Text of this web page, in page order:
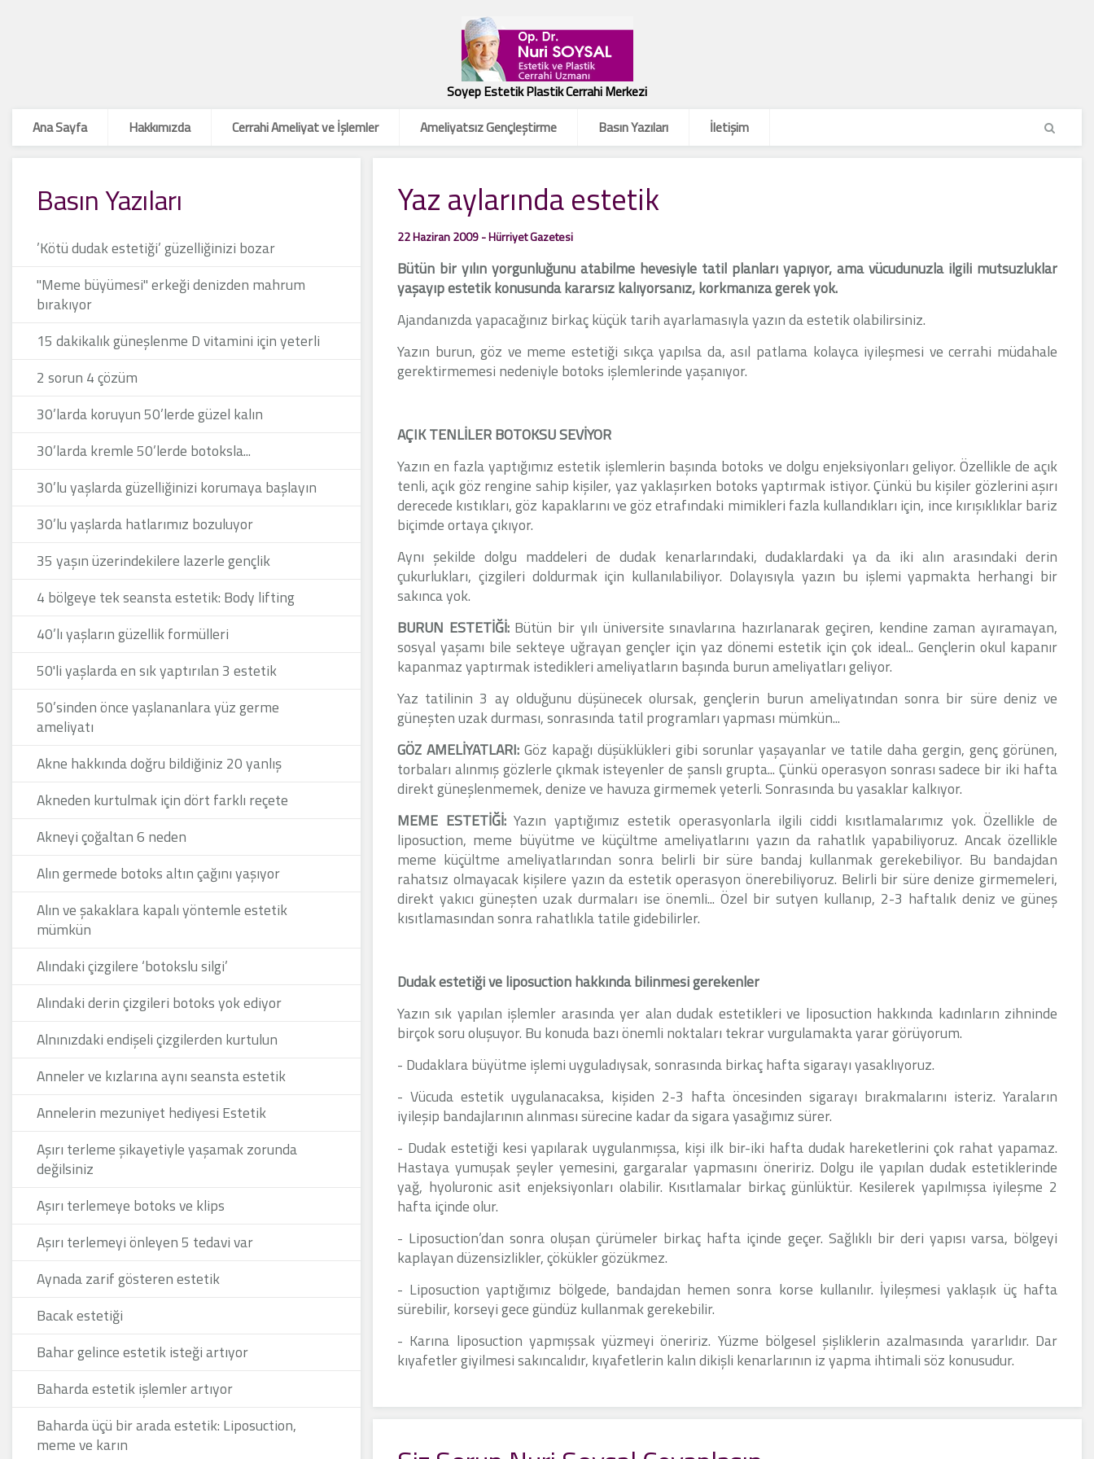
Soyep Estetik Plastik Cerrahi Merkezi
Ana Sayfa
Hakkımızda Cerrahi Ameliyat ve İşlemler Ameliyatsız Gençleştirme Basın Yazıları İletişim
Yaz aylarında estetik
22 Haziran 2009 - Hürriyet Gazetesi
Bütün bir yılın yorgunluğunu atabilme hevesiyle tatil planları yapıyor, ama vücudunuzla ilgili mutsuzluklar
yaşayıp estetik konusunda kararsız kalıyorsanız, korkmanıza gerek yok.
Ajandanızda yapacağınız birkaç küçük tarih ayarlamasıyla yazın da estetik olabilirsiniz.
Yazın burun, göz ve meme estetiği sıkça yapılsa da, asıl patlama kolayca iyileşmesi ve cerrahi müdahale
gerektirmemesi nedeniyle botoks işlemlerinde yaşanıyor.
AÇIK TENLİLER BOTOKSU SEVİYOR
Yazın en fazla yaptığımız estetik işlemlerin başında botoks ve dolgu enjeksiyonları geliyor. Özellikle de açık
tenli, açık göz rengine sahip kişiler, yaz yaklaşırken botoks yaptırmak istiyor. Çünkü bu kişiler gözlerini aşırı
derecede kıstıkları, göz kapaklarını ve göz etrafındaki mimikleri fazla kullandıkları için, ince kırışıklıklar bariz
biçimde ortaya çıkıyor.
Aynı şekilde dolgu maddeleri de dudak kenarlarındaki, dudaklardaki ya da iki alın arasındaki derin
çukurlukları, çizgileri doldurmak için kullanılabiliyor. Dolayısıyla yazın bu işlemi yapmakta herhangi bir
sakınca yok.
BURUN ESTETİĞİ:Bütün bir yılı üniversite sınavlarına hazırlanarak geçiren, kendine zaman ayıramayan,
sosyal yaşamı bile sekteye uğrayan gençler için yaz dönemi estetik için çok ideal... Gençlerin okul kapanır
kapanmaz yaptırmak istedikleri ameliyatların başında burun ameliyatları geliyor.
Yaz tatilinin 3 ay olduğunu düşünecek olursak, gençlerin burun ameliyatından sonra bir süre deniz ve
güneşten uzak durması, sonrasında tatil programları yapması mümkün...
GÖZ AMELİYATLARI:Göz kapağı düşüklükleri gibi sorunlar yaşayanlar ve tatile daha gergin, genç görünen,
torbaları alınmış gözlerle çıkmak isteyenler de şanslı grupta... Çünkü operasyon sonrası sadece bir iki hafta
direkt güneşlenmemek, denize ve havuza girmemek yeterli. Sonrasında bu yasaklar kalkıyor.
MEME ESTETİĞİ:Yazın yaptığımız estetik operasyonlarla ilgili ciddi kısıtlamalarımız yok. Özellikle de
liposuction, meme büyütme ve küçültme ameliyatlarını yazın da rahatlık yapabiliyoruz. Ancak özellikle
meme küçültme ameliyatlarından sonra belirli bir süre bandaj kullanmak gerekebiliyor. Bu bandajdan
rahatsız olmayacak kişilere yazın da estetik operasyon önerebiliyoruz. Belirli bir süre denize girmemeleri,
direkt yakıcı güneşten uzak durmaları ise önemli... Özel bir sutyen kullanıp, 2-3 haftalık deniz ve güneş
kısıtlamasından sonra rahatlıkla tatile gidebilirler.
Dudak estetiği ve liposuction hakkında bilinmesi gerekenler
Yazın sık yapılan işlemler arasında yer alan dudak estetikleri ve liposuction hakkında kadınların zihninde
birçok soru oluşuyor. Bu konuda bazı önemli noktaları tekrar vurgulamakta yarar görüyorum.
- Dudaklara büyütme işlemi uyguladıysak, sonrasında birkaç hafta sigarayı yasaklıyoruz.
- Vücuda estetik uygulanacaksa, kişiden 2-3 hafta öncesinden sigarayı bırakmalarını isteriz. Yaraların
iyileşip bandajlarının alınması sürecine kadar da sigara yasağımız sürer.
- Dudak estetiği kesi yapılarak uygulanmışsa, kişi ilk bir-iki hafta dudak hareketlerini çok rahat yapamaz.
Hastaya yumuşak şeyler yemesini, gargaralar yapmasını öneririz. Dolgu ile yapılan dudak estetiklerinde
yağ, hyoluronic asit enjeksiyonları olabilir. Kısıtlamalar birkaç günlüktür. Kesilerek yapılmışsa iyileşme 2
hafta içinde olur.
- Liposuction’dan sonra oluşan çürümeler birkaç hafta içinde geçer. Sağlıklı bir deri yapısı varsa, bölgeyi
kaplayan düzensizlikler, çökükler gözükmez.
- Liposuction yaptığımız bölgede, bandajdan hemen sonra korse kullanılır. İyileşmesi yaklaşık üç hafta
sürebilir, korseyi gece gündüz kullanmak gerekebilir.
- Karına liposuction yapmışsak yüzmeyi öneririz. Yüzme bölgesel şişliklerin azalmasında yararlıdır. Dar
kıyafetler giyilmesi sakıncalıdır, kıyafetlerin kalın dikişli kenarlarının iz yapma ihtimali söz konusudur.
Basın Yazıları
’Kötü dudak estetiği’ güzelliğinizi bozar
"Meme büyümesi" erkeği denizden mahrum
bırakıyor
15 dakikalık güneşlenme D vitamini için yeterli
2 sorun 4 çözüm
30’larda koruyun 50’lerde güzel kalın
30’larda kremle 50’lerde botoksla...
30’lu yaşlarda güzelliğinizi korumaya başlayın
30’lu yaşlarda hatlarımız bozuluyor
35 yaşın üzerindekilere lazerle gençlik
4 bölgeye tek seansta estetik: Body lifting
40’lı yaşların güzellik formülleri
50'li yaşlarda en sık yaptırılan 3 estetik
50’sinden önce yaşlananlara yüz germe
ameliyatı
Akne hakkında doğru bildiğiniz 20 yanlış
Akneden kurtulmak için dört farklı reçete
Akneyi çoğaltan 6 neden
Alın germede botoks altın çağını yaşıyor
Alın ve şakaklara kapalı yöntemle estetik
mümkün
Alındaki çizgilere ‘botokslu silgi’
Alındaki derin çizgileri botoks yok ediyor
Alnınızdaki endişeli çizgilerden kurtulun
Anneler ve kızlarına aynı seansta estetik
Annelerin mezuniyet hediyesi Estetik
Aşırı terleme şikayetiyle yaşamak zorunda
değilsiniz
Aşırı terlemeye botoks ve klips
Aşırı terlemeyi önleyen 5 tedavi var
Aynada zarif gösteren estetik
Bacak estetiği
Bahar gelince estetik isteği artıyor
Baharda estetik işlemler artıyor
Baharda üçü bir arada estetik: Liposuction,
meme ve karın